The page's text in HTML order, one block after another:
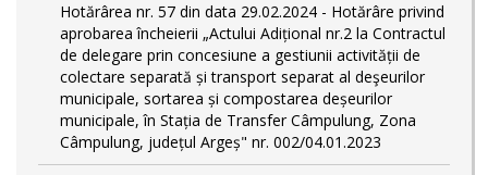
Hotărârea nr. 57 din data 29.02.2024 - Hotărâre privind
aprobarea încheierii „Actului Adițional nr.2 la Contractul
de delegare prin concesiune a gestiunii activității de
colectare separată și transport separat al deşeurilor
municipale, sortarea și compostarea deșeurilor
municipale, în Stația de Transfer Câmpulung, Zona
Câmpulung, județul Argeș" nr. 002/04.01.2023